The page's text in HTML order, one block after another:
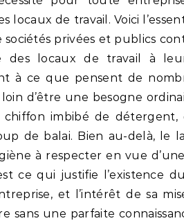
locaux de travail. Voici
sociétés privées et publics
des locaux de travail à
à ce que pensent de
d’être une besogne
imbibé de
de balai. Bien au-delà, le
à respecter en vue
ce qui justifie l’existence
et l’intérêt de sa
sans une parfaite